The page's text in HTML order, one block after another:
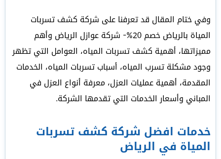
وفي ختام المقال قد تعرفنا على شركة كشف تسربات
المياة بالرياض خصم 20%- شركة عوازل الرياض وأهم
مميزاتها، أهمية كشف تسربات المياه، العوامل التي تظهر
وجود مشكلة تسرب المياه، أسباب تسربات المياه، الخدمات
المقدمة، أهمية عمليات العزل، معرفة أنواع العزل في
المباني وأسعار الخدمات التي تقدمها الشركة.
خدمات افضل شركة كشف تسربات
المياة في الرياض